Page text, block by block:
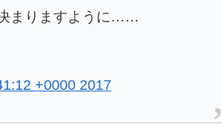
まりますように……
+0000 2017